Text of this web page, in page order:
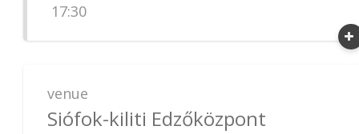
17:30
venue
Siófok-kiliti Edzőközpont